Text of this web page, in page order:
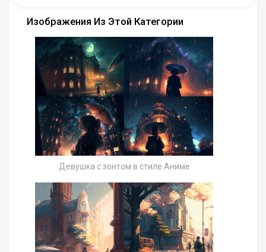
Изображения Из Этой Категории
Девушка с зонтом в стиле Аниме